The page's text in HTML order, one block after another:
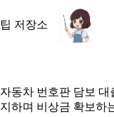
문
뛰
기
팁 저장소
자동차 번호판 담보
지하며 비상금 확보하